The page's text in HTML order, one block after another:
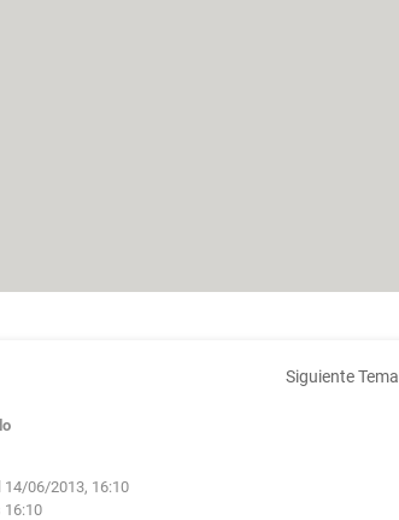
Siguiente Tema
14/06/2013, 16:10
16:10